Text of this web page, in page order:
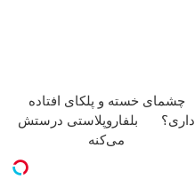
چشمای خسته و پلکای افتاده
داری؟
بلفاروپلاستی درستش
می‌کنه